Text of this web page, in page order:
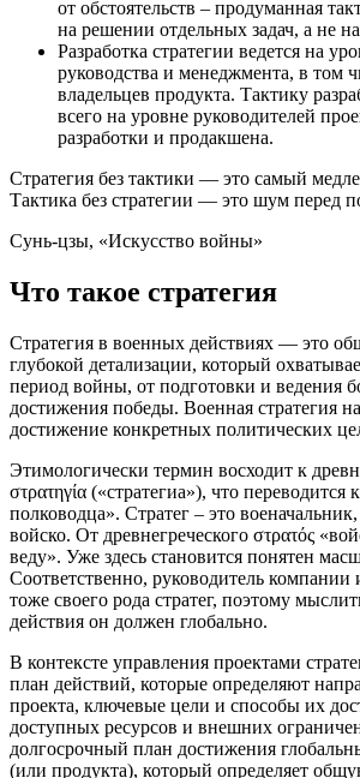
от обстоятельств – продуманная
на решении отдельных задач, а не
Разработка стратегии ведется на
руководства и менеджмента, в том
владельцев продукта. Тактику
всего на уровне руководителей
разработки и продакшена.
Стратегия без тактики — это самый
Тактика без стратегии — это шум перед
Сунь‑цзы, «Искусство войны»
Что такое стратегия
Стратегия в военных действиях — это
глубокой детализации, который
период войны, от подготовки и ведения
достижения победы. Военная стратегия
достижение конкретных политических
Этимологически термин восходит к
στρατηγία («стратегиа»), что переводится
полководца». Стратег – это военачальник,
войско. От древнегреческого στρατός
веду». Уже здесь становится понятен
Соответственно, руководитель компании
тоже своего рода стратег, поэтому
действия он должен глобально.
В контексте управления проектами
план действий, которые определяют
проекта, ключевые цели и способы их
доступных ресурсов и внешних
долгосрочный план достижения
(или продукта), который определяет